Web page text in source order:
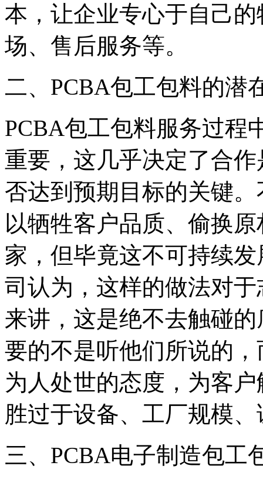
本，让企业专心于自己
场、售后服务等。
二、PCBA包工包料的潜
PCBA包工包料服务过程
重要，这几乎决定了合
否达到预期目标的关键
以牺牲客户品质、偷换
家，但毕竟这不可持续
司认为，这样的做法对
来讲，这是绝不去触碰
要的不是听他们所说的
为人处世的态度，为客
胜过于设备、工厂规模
三、PCBA电子制造包工